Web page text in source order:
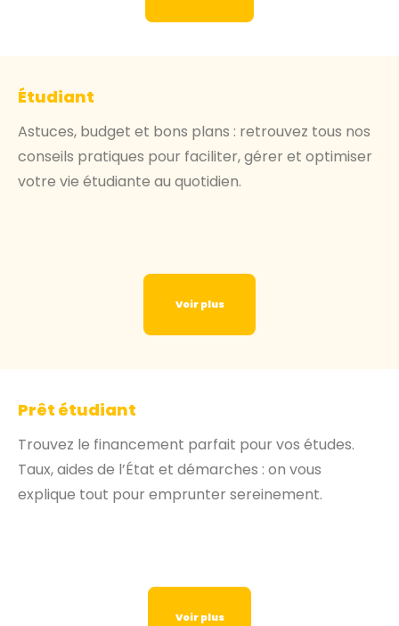
Étudiant
Astuces, budget et bons plans : retrouvez tous nos
conseils pratiques pour faciliter, gérer et optimiser
votre vie étudiante au quotidien.
Voir plus
Prêt étudiant
Trouvez le financement parfait pour vos études.
Taux, aides de l’État et démarches : on vous
explique tout pour emprunter sereinement.
Voir plus